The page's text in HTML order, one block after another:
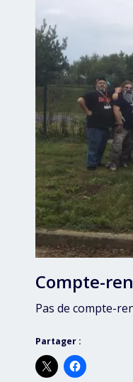
Compte-
Pas de compte-
Partager :